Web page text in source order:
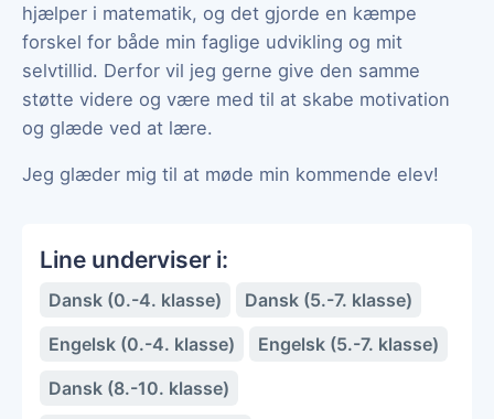
hjælper i matematik, og det gjorde en kæmpe
forskel for både min faglige udvikling og mit
selvtillid. Derfor vil jeg gerne give den samme
støtte videre og være med til at skabe motivation
og glæde ved at lære.
Jeg glæder mig til at møde min kommende elev!
Line underviser i:
Dansk (0.-4. klasse)
Dansk (5.-7. klasse)
Engelsk (0.-4. klasse)
Engelsk (5.-7. klasse)
Dansk (8.-10. klasse)